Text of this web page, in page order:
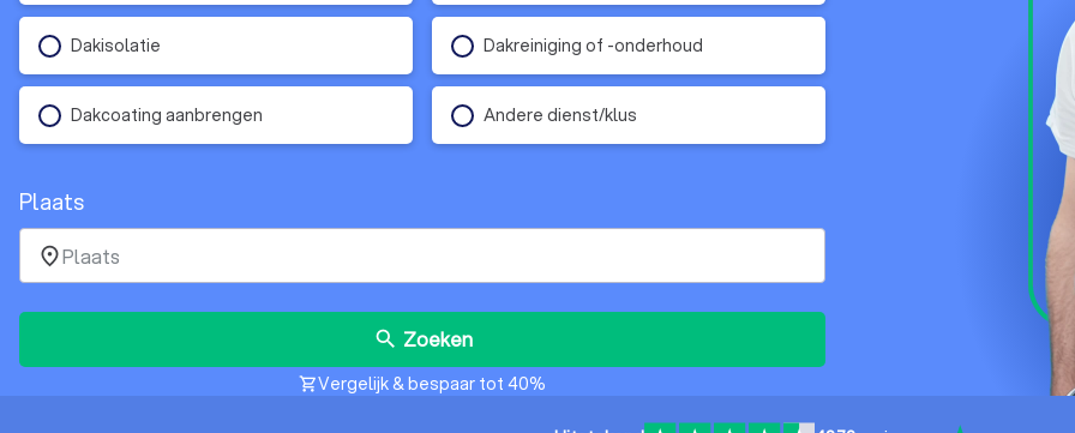
Dakisolatie Dakreiniging of -onderhoud
Dakcoating aanbrengen Andere dienst/klus
Plaats
place
search Zoeken
shopping_cartVergelijk & bespaar tot 40%